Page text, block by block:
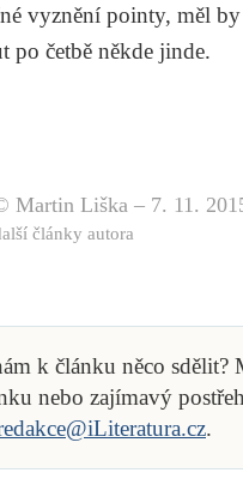
vyznění pointy, měl by
po četbě někde jinde.
Martin Liška – 7. 11.
články autora
k článku něco sdělit?
nebo zajímavý
.